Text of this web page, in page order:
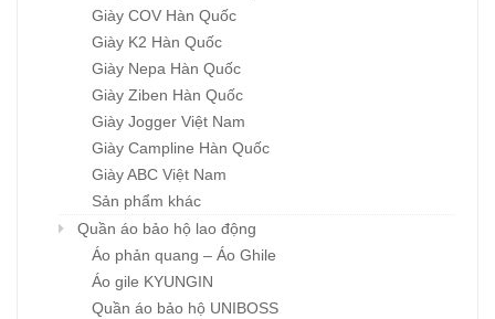
Giày COV Hàn Quốc
Giày K2 Hàn Quốc
Giày Nepa Hàn Quốc
Giày Ziben Hàn Quốc
Giày Jogger Việt Nam
Giày Campline Hàn Quốc
Giày ABC Việt Nam
Sản phẩm khác
Quần áo bảo hộ lao động
Áo phản quang – Áo Ghile
Áo gile KYUNGIN
Quần áo bảo hộ UNIBOSS